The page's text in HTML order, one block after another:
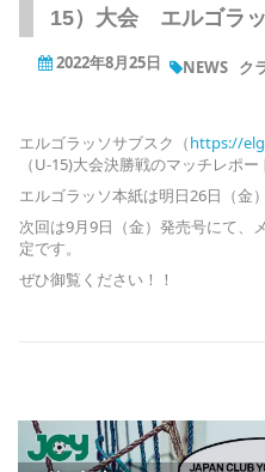
15）大会 エルゴラ
2022年8月25日 NEWS ク
エルゴラッソサブスク（https://
（U-15)大会決勝戦のマッチレポー
エルゴラッソ本紙は明日26日（金
次回は9月9日（金）発売号にて、
定です。
ぜひ御覧ください！！